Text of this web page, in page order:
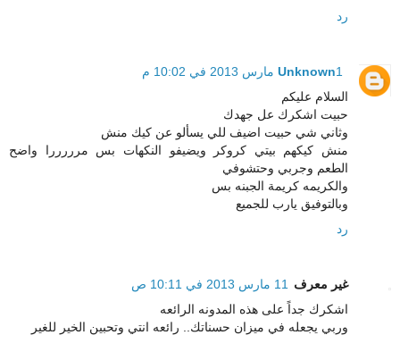
رد
Unknown1 مارس 2013 في 10:02 م
السلام عليكم
حبيت اشكرك عل جهدك
وثاني شي حبيت اضيف للي يسألو عن كيك منش
منش كيكهم بيتي كروكر ويضيفو النكهات بس مرررررا واضح
الطعم وجربي وحتشوفي
والكريمه كريمة الجبنه بس
وبالتوفيق يارب للجميع
رد
غير معرف
11 مارس 2013 في 10:11 ص
اشكرك جداً على هذه المدونه الرائعه
وربي يجعله في ميزان حسناتك.. رائعه انتي وتحبين الخير للغير